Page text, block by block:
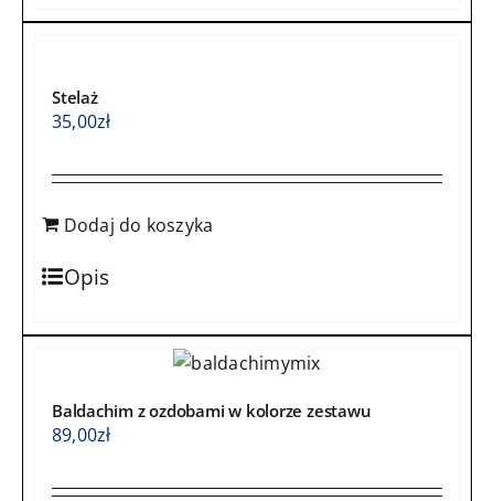
Stelaż
35,00zł
Dodaj do koszyka
Opis
Baldachim z ozdobami w kolorze zestawu
89,00zł